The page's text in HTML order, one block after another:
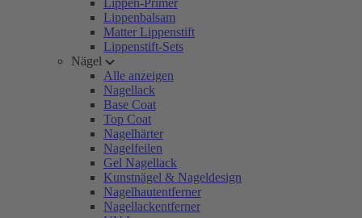
Lippen-Primer
Lippenbalsam
Matter Lippenstift
Lippenstift-Sets
Nägel
Alle anzeigen
Nagellack
Base Coat
Top Coat
Nagelhärter
Nagelfeilen
Gel Nagellack
Kunstnägel & Nageldesign
Nagelhautentferner
Nagellackentferner